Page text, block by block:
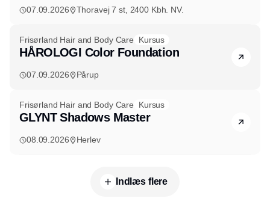
07.09.2026 Thoravej 7 st, 2400 Kbh. NV.
Frisørland Hair and Body Care Kursus
HÅROLOGI Color Foundation
07.09.2026 Pårup
Frisørland Hair and Body Care Kursus
GLYNT Shadows Master
08.09.2026 Herlev
Indlæs flere